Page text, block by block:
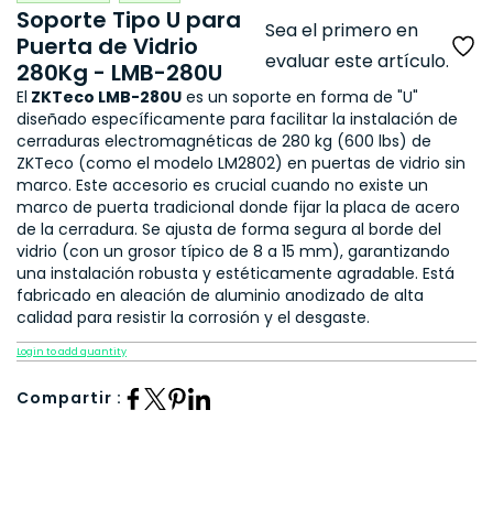
Soporte Tipo U para
Puerta de Vidrio
280Kg - LMB-280U
Sea el primero en
evaluar este artículo.
El ZKTeco LMB-280U es un soporte en forma de "U"
diseñado específicamente para facilitar la instalación de
cerraduras electromagnéticas de 280 kg (600 lbs) de
ZKTeco (como el modelo LM2802) en puertas de vidrio sin
marco. Este accesorio es crucial cuando no existe un
marco de puerta tradicional donde fijar la placa de acero
de la cerradura. Se ajusta de forma segura al borde del
vidrio (con un grosor típico de 8 a 15 mm), garantizando
una instalación robusta y estéticamente agradable. Está
fabricado en aleación de aluminio anodizado de alta
calidad para resistir la corrosión y el desgaste.
Login to add quantity
Compartir :